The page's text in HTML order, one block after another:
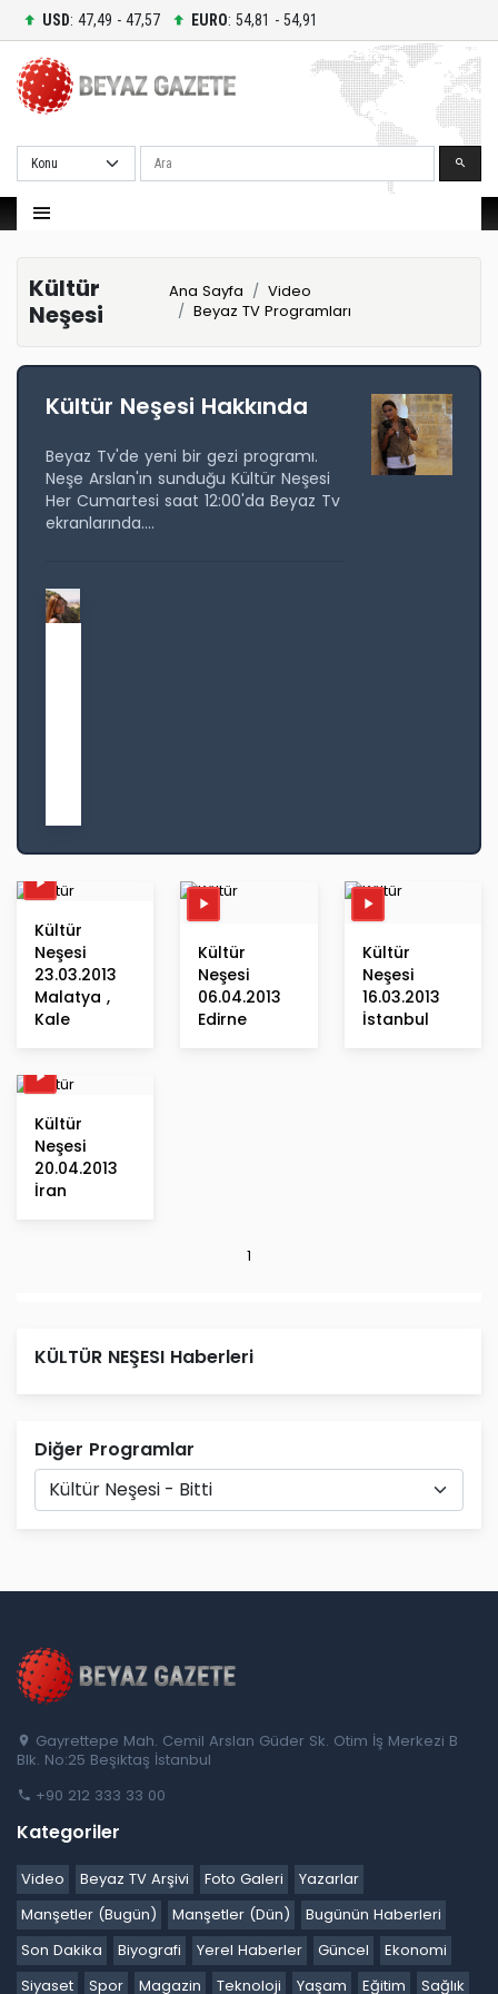
USD: 47,49 - 47,57 EURO: 54,81 - 54,91
Ara
Kültür
Neşesi
Ana Sayfa
Video
Beyaz TV Programları
Kültür Neşesi Hakkında
Beyaz Tv'de yeni bir gezi programı.
Neşe Arslan'ın sunduğu Kültür Neşesi
Her Cumartesi saat 12:00'da Beyaz Tv
ekranlarında....
Kültür
Neşesi
23.03.2013
Malatya ,
Kale
Kültür
Neşesi
06.04.2013
Edirne
Kültür
Neşesi
16.03.2013
İstanbul
Kültür
Neşesi
20.04.2013
İran
1
KÜLTÜR NEŞESI Haberleri
Diğer Programlar
Gayrettepe Mah. Cemil Arslan Güder Sk. Otim İş Merkezi B
Blk. No:25 Beşiktaş İstanbul
+90 212 333 33 00
Kategoriler
Video Beyaz TV Arşivi Foto Galeri
Yazarlar
Manşetler (Bugün)
Manşetler (Dün)
Bugünün Haberleri
Son Dakika
Biyografi Yerel Haberler Güncel
Ekonomi
Siyaset
Spor Magazin Teknoloji Yaşam Eğitim Sağlık